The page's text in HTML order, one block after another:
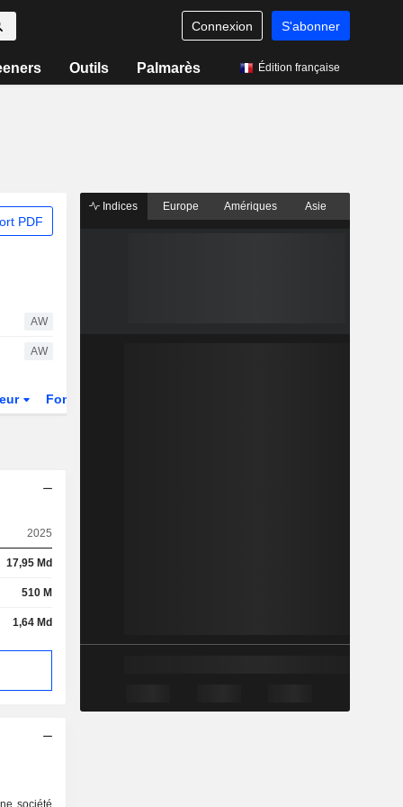
Connexion S'abonner
Outils Palmarès Édition française
PDF
AW
AW
Fonds et ETFs
2025
17,95 Md
510 M
1,64 Md
société
Indices Europe Amériques Asie